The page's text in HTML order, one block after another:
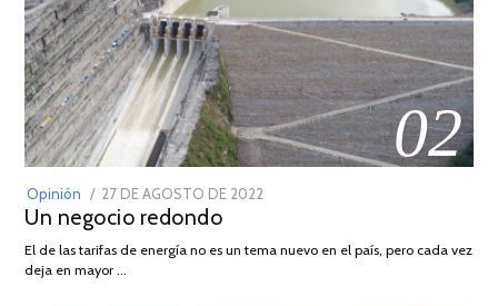
02
Opinión
POSTED
ON
27 DE AGOSTO DE 2022
DE
Un negocio redondo
El de las tarifas de energía no es un tema nuevo en el país, pero cada vez
deja en mayor …